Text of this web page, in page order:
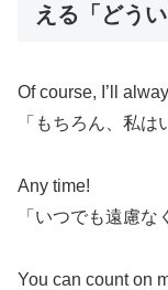
える「どう
Of course, I’ll
「もちろん、私は
Any time!
「いつでも遠慮な
You can count on